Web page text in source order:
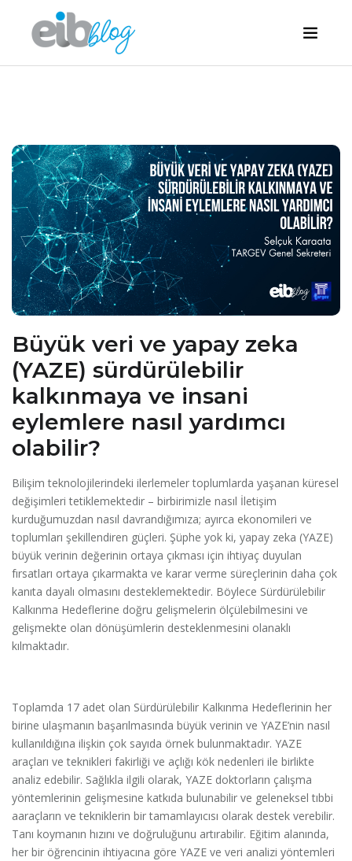
Büyük veri ve yapay zeka
(YAZE) sürdürülebilir
kalkınmaya ve insani
eylemlere nasıl yardımcı
olabilir?
Bilişim teknolojilerindeki ilerlemeler toplumlarda yaşanan küresel
değişimleri tetiklemektedir – birbirimizle nasıl İletişim
kurduğumuzdan nasıl davrandığımıza; ayırca ekonomileri ve
toplumları şekillendiren güçleri. Şüphe yok ki, yapay zeka (YAZE)
büyük verinin değerinin ortaya çıkması için ihtiyaç duyulan
fırsatları ortaya çıkarmakta ve karar verme süreçlerinin daha çok
kanıta dayalı olmasını desteklemektedir. Böylece Sürdürülebilir
Kalkınma Hedeflerine doğru gelişmelerin ölçülebilmesini ve
gelişmekte olan dönüşümlerin desteklenmesini olanaklı
kılmaktadır.
Toplamda 17 adet olan Sürdürülebilir Kalkınma Hedeflerinin her
birine ulaşmanın başarılmasında büyük verinin ve YAZE’nin nasıl
kullanıldığına ilişkin çok sayıda örnek bulunmaktadır. YAZE
araçları ve teknikleri fakirliği ve açlığı kök nedenleri ile birlikte
analiz edebilir. Sağlıkla ilgili olarak, YAZE doktorların çalışma
yöntemlerinin gelişmesine katkıda bulunabilir ve geleneksel tıbbi
aaraçların ve tekniklerin bir tamamlayıcısı olarak destek verebilir.
Tanı koymanın hızını ve doğruluğunu artırabilir. Eğitim alanında,
her bir öğrencinin ihtiyacına göre YAZE ve veri analizi yöntemleri